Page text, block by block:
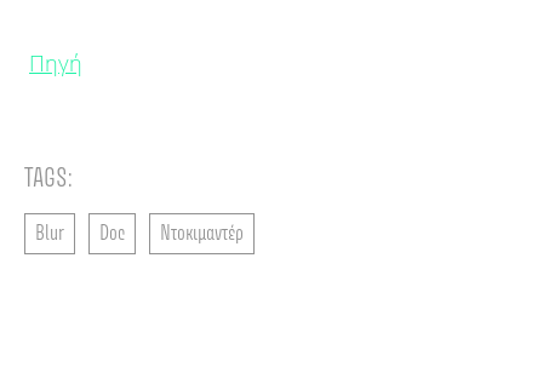
TAGS:
Blur Doc Ντοκιμαντέρ
Πηγή